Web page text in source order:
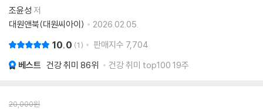
조윤성 저
대원앤북(대원씨아이)
2026.02.05.
10.0 1 판매지수 7,704
베스트 건강 취미 86위 건강 취미 top100 19주
20,000원